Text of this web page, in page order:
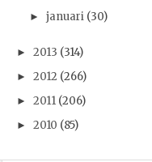
► januari (30)
► 2013 (314)
► 2012 (266)
► 2011 (206)
► 2010 (85)